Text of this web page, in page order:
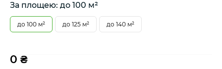
За площею: до 100 м²
до 100 м² до 125 м² до 140 м²
0 ₴